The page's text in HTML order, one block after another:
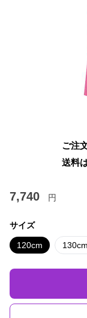
ご注
送料
7,740 円
サイズ
120cm 130cm